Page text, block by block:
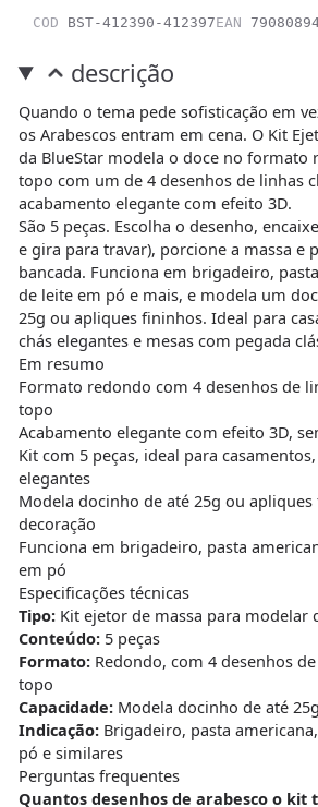
COD BST-412390-412397EAN
descrição
Quando o tema pede sofisticação em
os Arabescos entram em cena. O Kit
da BlueStar modela o doce no formato
topo com um de 4 desenhos de linhas
acabamento elegante com efeito 3D.
São 5 peças. Escolha o desenho,
e gira para travar), porcione a massa e
bancada. Funciona em brigadeiro,
de leite em pó e mais, e modela um
25g ou apliques fininhos. Ideal para
chás elegantes e mesas com pegada
Em resumo
Formato redondo com 4 desenhos de
topo
Acabamento elegante com efeito 3D,
Kit com 5 peças, ideal para
elegantes
Modela docinho de até 25g ou
decoração
Funciona em brigadeiro, pasta
em pó
Especificações técnicas
Tipo:Kit ejetor de massa para modelar
Conteúdo:5 peças
Formato:Redondo, com 4 desenhos
topo
Capacidade:Modela docinho de até 25g
Indicação:Brigadeiro, pasta
pó e similares
Perguntas frequentes
Quantos desenhos de arabesco o kit